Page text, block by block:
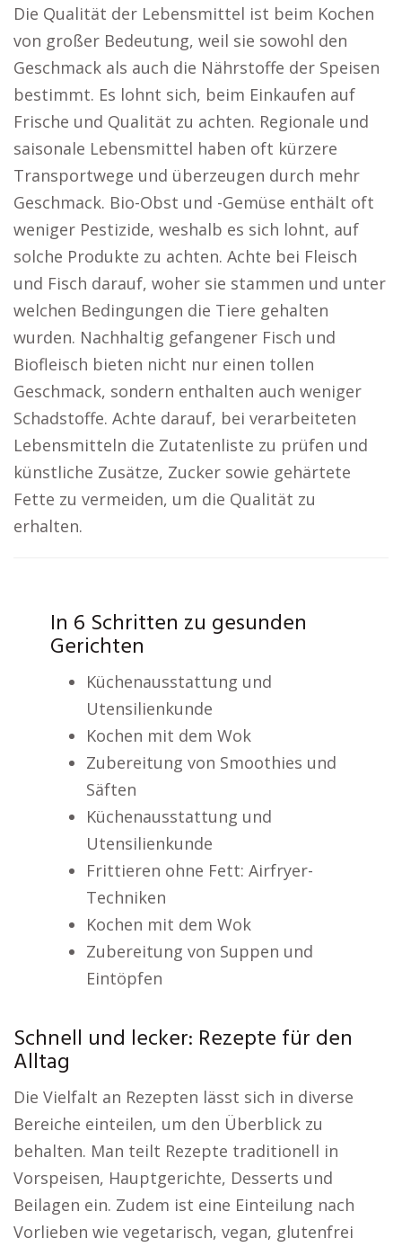
Die Qualität der Lebensmittel ist beim Kochen
von großer Bedeutung, weil sie sowohl den
Geschmack als auch die Nährstoffe der Speisen
bestimmt. Es lohnt sich, beim Einkaufen auf
Frische und Qualität zu achten. Regionale und
saisonale Lebensmittel haben oft kürzere
Transportwege und überzeugen durch mehr
Geschmack. Bio-Obst und -Gemüse enthält oft
weniger Pestizide, weshalb es sich lohnt, auf
solche Produkte zu achten. Achte bei Fleisch
und Fisch darauf, woher sie stammen und unter
welchen Bedingungen die Tiere gehalten
wurden. Nachhaltig gefangener Fisch und
Biofleisch bieten nicht nur einen tollen
Geschmack, sondern enthalten auch weniger
Schadstoffe. Achte darauf, bei verarbeiteten
Lebensmitteln die Zutatenliste zu prüfen und
künstliche Zusätze, Zucker sowie gehärtete
Fette zu vermeiden, um die Qualität zu
erhalten.
In 6 Schritten zu gesunden
Gerichten
Küchenausstattung und
Utensilienkunde
Kochen mit dem Wok
Zubereitung von Smoothies und
Säften
Küchenausstattung und
Utensilienkunde
Frittieren ohne Fett: Airfryer-
Techniken
Kochen mit dem Wok
Zubereitung von Suppen und
Eintöpfen
Schnell und lecker: Rezepte für den
Alltag
Die Vielfalt an Rezepten lässt sich in diverse
Bereiche einteilen, um den Überblick zu
behalten. Man teilt Rezepte traditionell in
Vorspeisen, Hauptgerichte, Desserts und
Beilagen ein. Zudem ist eine Einteilung nach
Vorlieben wie vegetarisch, vegan, glutenfrei